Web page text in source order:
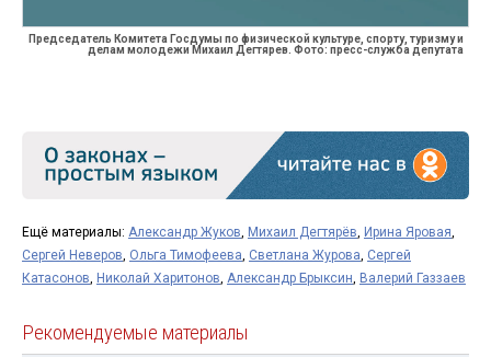
Председатель Комитета Госдумы по физической культуре, спорту, туризму и
делам молодежи Михаил Дегтярев. Фото: пресс-служба депутата
Ещё материалы: Александр Жуков, Михаил Дегтярёв, Ирина Яровая,
Сергей Неверов, Ольга Тимофеева, Светлана Журова, Сергей
Катасонов, Николай Харитонов, Александр Брыксин, Валерий Газзаев
Рекомендуемые материалы